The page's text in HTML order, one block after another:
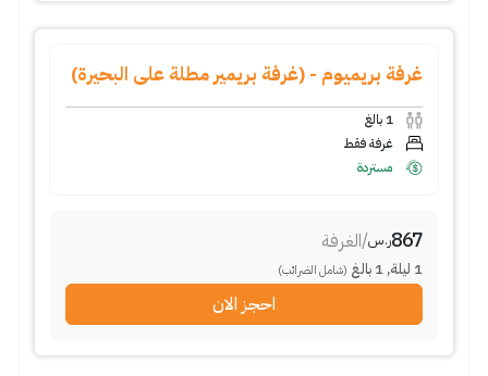
غرفة بريميوم - (غرفة بريمير مطلة على البحيرة)
1 بالغ
غرفة فقط
مستردة
867ر.س/الغرفة
1 ليلة,
1 بالغ (شامل الضرائب)
احجز الان